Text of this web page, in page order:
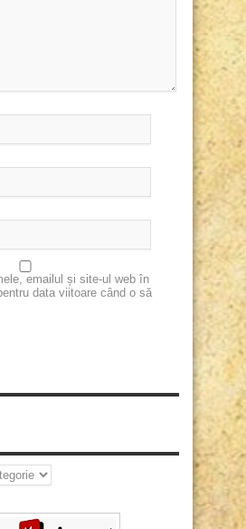
emailul și site-ul web în
data viitoare când o să